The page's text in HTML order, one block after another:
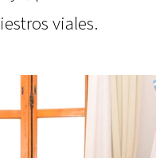
viales.